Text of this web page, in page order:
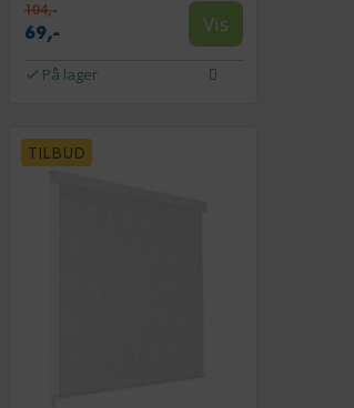
104,-
69,- Vis
På lager
TILBUD